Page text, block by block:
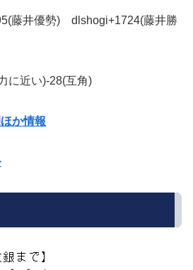
藤井優勢) dlshogi+1724(藤井勝
に近い)-28(互角)
か情報